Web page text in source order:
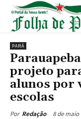
PARÁ
projeto
alunos por
escolas
Por Redação 8 de maio